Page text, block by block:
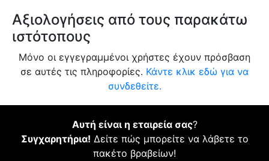
Αξιολογήσεις από τους παρακάτω
ιστότοπους
Μόνο οι εγγεγραμμένοι χρήστες έχουν πρόσβαση
σε αυτές τις πληροφορίες. Κάντε κλικ εδώ για να
συνδεθείτε.
Αυτή είναι η εταιρεία σας?
Συγχαρητήρια! Δείτε πώς μπορείτε να λάβετε το
πακέτο βραβείων!